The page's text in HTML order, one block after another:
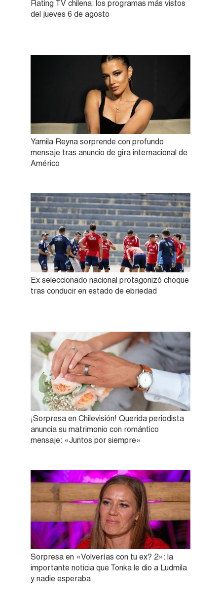
Rating TV chilena: los programas más vistos
del jueves 6 de agosto
Yamila Reyna sorprende con profundo
mensaje tras anuncio de gira internacional de
Américo
Ex seleccionado nacional protagonizó choque
tras conducir en estado de ebriedad
¡Sorpresa en Chilevisión! Querida periodista
anuncia su matrimonio con romántico
mensaje: «Juntos por siempre»
Sorpresa en «Volverías con tu ex? 2»: la
importante noticia que Tonka le dio a Ludmila
y nadie esperaba